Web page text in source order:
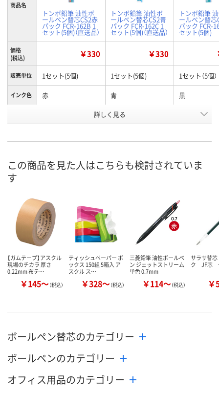
商品名
トンボ鉛筆 油性ボ
ールペン替芯CS2赤
パック FCR-162B 1
セット(5個)（直送品）
トンボ鉛筆 油性ボ
ールペン替芯CS2青
パック FCR-162C 1
セット(5個)（直送品）
トンボ鉛筆
ールペン替芯
パック FCR-
セット(5個)
価格
(税込)
￥330 ￥330
販売単位 1セット(5個) 1セット(5個) 1セット（5個）
インク色 赤 青 黒
X358786 X358784
カゴへ
詳しく見る
この商品を見た人はこちらも検討されていま
す
【ガムテープ】アスクル
現場のチカラ 厚さ
0.22mm 布テ…
￥145～（税込）
ティッシュペーパー ボ
ックス 150組 5箱入 ア
スクル ス…
￥328～（税込）
三菱鉛筆 油性ボールペ
ン ジェットストリーム
単色 0.7mm
￥114～（税込）
サラサ替
ク JF芯
￥
ボールペン替芯のカテゴリー
ボールペンのカテゴリー
オフィス用品のカテゴリー